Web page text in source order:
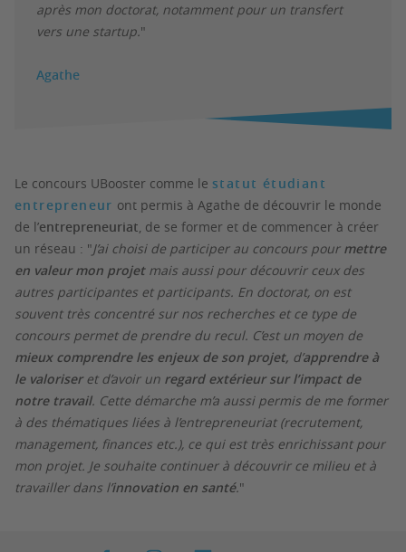
après mon doctorat, notamment pour un transfert
vers une startup."
Agathe
Le concours UBooster comme le statut étudiant
entrepreneur ont permis à Agathe de découvrir le monde
de l’entrepreneuriat, de se former et de commencer à créer
un réseau : "J’ai choisi de participer au concours pour mettre
en valeur mon projetmais aussi pour découvrir ceux des
autres participantes et participants. En doctorat, on est
souvent très concentré sur nos recherches et ce type de
concours permet de prendre du recul. C’est un moyen de
mieux comprendre les enjeux de son projet, d’apprendre à
le valoriseret d’avoir un regard extérieur sur l’impact de
notre travail. Cette démarche m’a aussi permis de me former
à des thématiques liées à l’entrepreneuriat (recrutement,
management, finances etc.), ce qui est très enrichissant pour
mon projet. Je souhaite continuer à découvrir ce milieu et à
travailler dans l’innovation en santé."